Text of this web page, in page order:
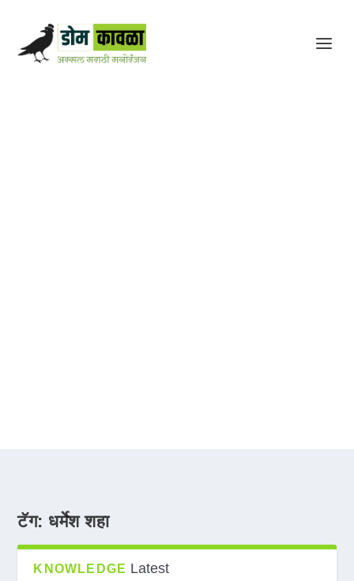
टॅग: धर्मेश शहा
KNOWLEDGE Latest